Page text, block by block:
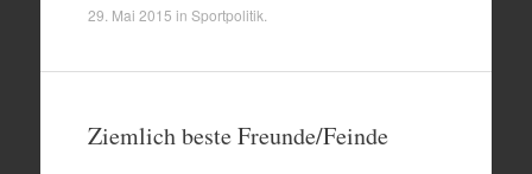
29. Mai 2015 in Sportpolitik
Ziemlich beste Freunde/Feinde